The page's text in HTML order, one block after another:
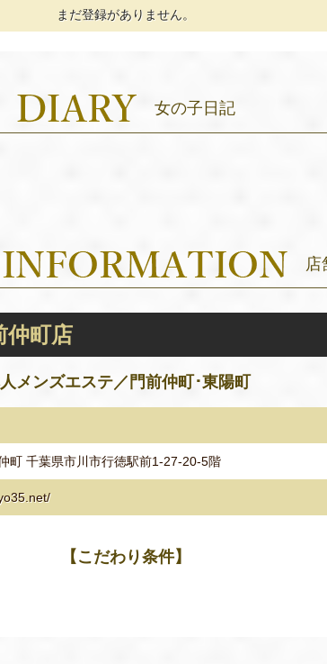
まだ登録がありません。
女の子日記
店
仲町店
メンズエステ／門前仲町･東陽町
町 千葉県市川市行徳駅前1-27-20-5階
【こだわり条件】